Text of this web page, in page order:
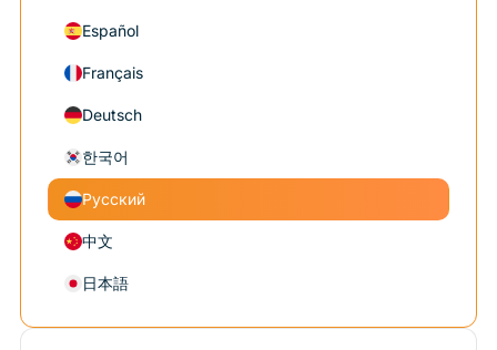
Español
Français
Deutsch
한국어
Русский
中文
日本語